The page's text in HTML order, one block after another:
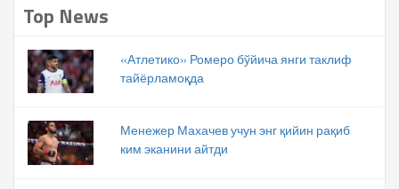
Top News
«Атлетико» Ромеро бўйича янги таклиф
тайёрламоқда
Менежер Махачев учун энг қийин рақиб
ким эканини айтди